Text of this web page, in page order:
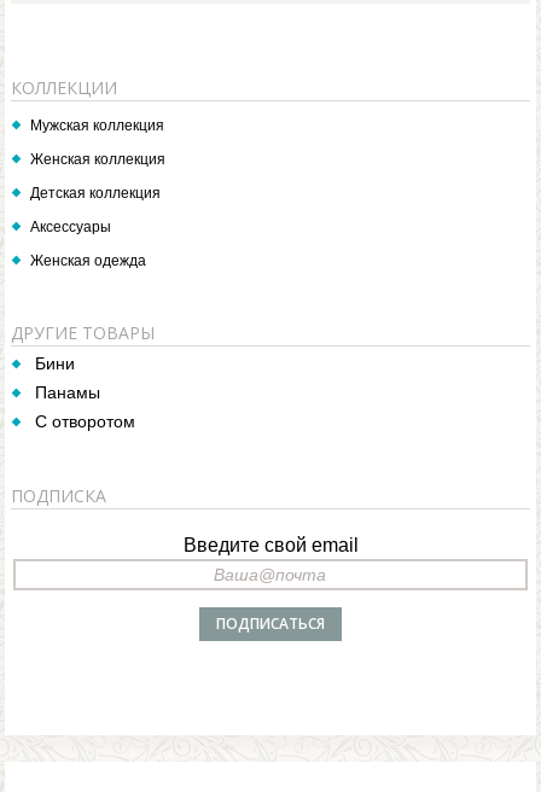
КОЛЛЕКЦИИ
Мужская коллекция
Женская коллекция
Детская коллекция
Аксессуары
Женская одежда
ДРУГИЕ ТОВАРЫ
Бини
Панамы
С отворотом
ПОДПИСКА
Введите свой email